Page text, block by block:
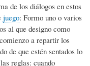
de los diálogos en estos
juego: Formo uno o varios
al que designo como
a repartir los
de que estén sentados lo
reglas: cuando